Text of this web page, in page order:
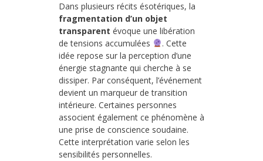
Dans plusieurs récits ésotériques, la
fragmentation d’un objet
transparent évoque une libération
de tensions accumulées
. Cette
idée repose sur la perception d’une
énergie stagnante qui cherche à se
dissiper. Par conséquent, l’événement
devient un marqueur de transition
intérieure. Certaines personnes
associent également ce phénomène à
une prise de conscience soudaine.
Cette interprétation varie selon les
sensibilités personnelles.